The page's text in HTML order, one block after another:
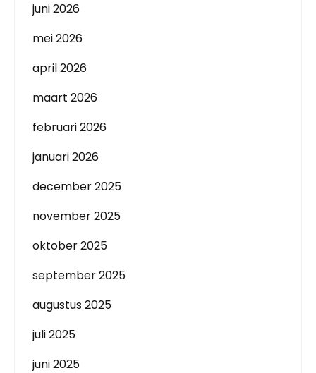
juni 2026
mei 2026
april 2026
maart 2026
februari 2026
januari 2026
december 2025
november 2025
oktober 2025
september 2025
augustus 2025
juli 2025
juni 2025